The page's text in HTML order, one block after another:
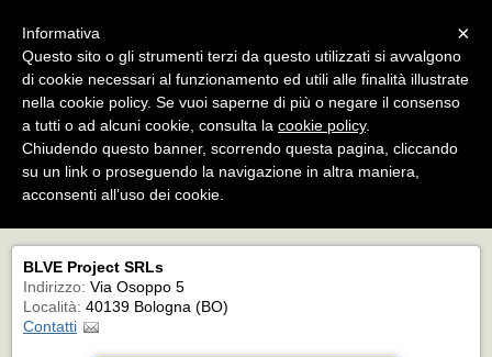
BLVE Project Srls
HUB di servizi: arte, fotografia, stampa,
formazione, esposizione, eventi e sale posa
DOVE SIAMO
BLVE Project SRLs
Indirizzo: Via Osoppo 5
Località: 40139 Bologna (BO)
Contatti
×
Informativa
Questo sito o gli strumenti terzi da questo utilizzati si avvalgono
di cookie necessari al funzionamento ed utili alle finalità illustrate
nella cookie policy. Se vuoi saperne di più o negare il consenso
a tutti o ad alcuni cookie, consulta la cookie policy.
Chiudendo questo banner, scorrendo questa pagina, cliccando
su un link o proseguendo la navigazione in altra maniera,
acconsenti all’uso dei cookie.